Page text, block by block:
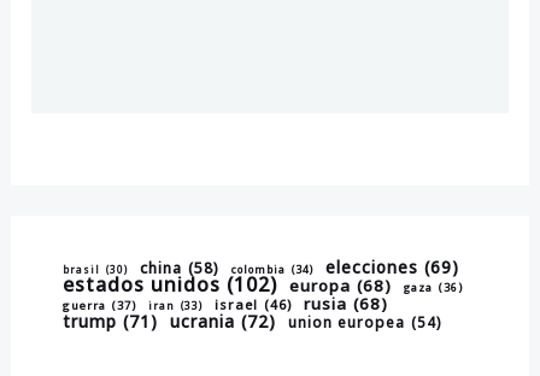
brasil (30) china (58) colombia (34) elecciones (69)
estados unidos (102) europa (68) gaza (36)
guerra (37) iran (33) israel (46) rusia (68)
trump (71) ucrania (72) union europea (54)